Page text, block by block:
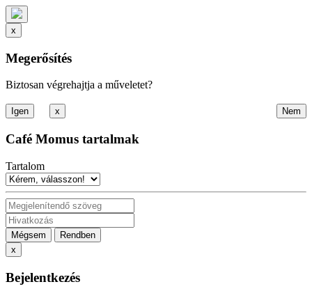
x
Megerősítés
Biztosan végrehajtja a műveletet?
x
Café Momus tartalmak
Tartalom
Mégsem
Rendben
x
Bejelentkezés